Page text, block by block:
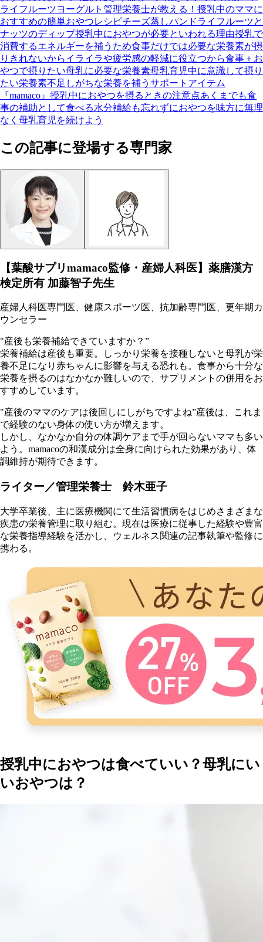
ライフルーツヨーグルト 管理栄養士が教える！授乳中のママに
おすすめの簡単おやつレシピチーズ蒸しパン ドライフルーツと
ナッツのディップ授乳中におやつが必要といわれる理由授乳で
消費するエネルギーを補うため食事だけでは必要な栄養素が摂
りきれないからイライラや疲労感の軽減に役立つから食事＋お
やつで摂りたい母乳に必要な栄養素母乳育児中に意識して摂り
たい栄養素不足しがちな栄養を補うサポートアイテム
『mamaco』 授乳中におやつを摂るときの注意点あくまでも食
事の補助として食べる水分補給も忘れずにおやつを味方に無理
なく母乳育児を続けよう
この記事に登場する専門家
【葉酸サプリmamaco監修・産婦人科医】薬膳漢方
検定所有 加藤智子先生
産婦人科医専門医、健康スポーツ医、抗加齢専門医、更年期カ
ウンセラー
"産後も栄養補給できていますか？”
栄養補給は産後も重要。しっかり栄養を接種しないと母乳が栄
養不足になり赤ちゃんに影響を与える恐れも。食事から十分な
栄養を摂るのはなかなか難しいので、サプリメントの併用をお
すすめしています。
"産後のママのケアは後回しにしがちですよね”産後は、これま
で経験のない身体の使い方が増えます。
しかし、なかなか自分の体調ケアまで手が回らないママも多い
よう。mamacoの和漢成分は全身に向けられた効果があり、体
調維持が期待できます。
ライター／管理栄養士 鈴木亜子
大学卒業後、主に医療機関にて生活習慣病をはじめさまざまな
疾患の栄養管理に取り組む。現在は医療に従事した経験や豊富
な栄養指導経験を活かし、ウェルネス関連の記事執筆や監修に
携わる。
授乳中におやつは食べていい？母乳にい
いおやつは？